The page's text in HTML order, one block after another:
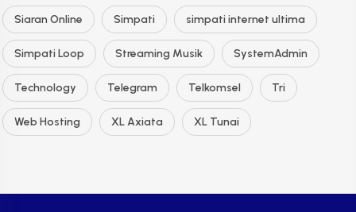
Siaran Online Simpati simpati internet ultima
Simpati Loop Streaming Musik SystemAdmin
Technology Telegram Telkomsel Tri
Web Hosting XL Axiata XL Tunai